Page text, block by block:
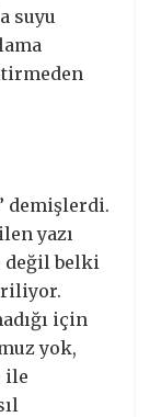
suyu
demişlerdi.
yazı
değil belki
için
yok,
ile